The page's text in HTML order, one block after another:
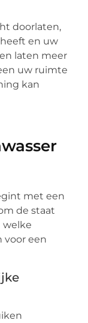
doorlaten,
en uw
laten meer
uw ruimte
kan
met een
de staat
welke
voor een